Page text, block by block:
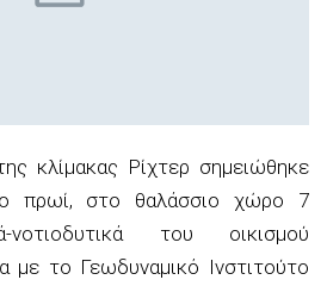
κλίμακας Ρίχτερ σημειώθηκε
πρωί, στο θαλάσσιο χώρο 7
νοτιοδυτικά του οικισμού
με το Γεωδυναμικό Ινστιτούτο